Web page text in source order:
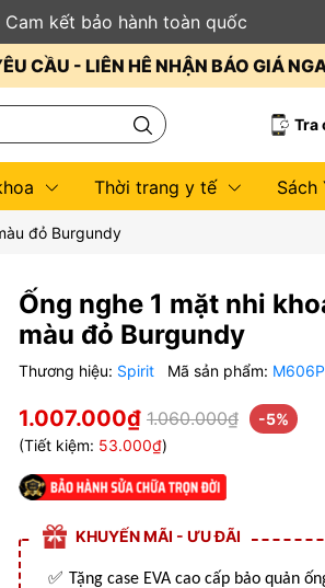
kết bảo hành toàn quốc
CẦU - LIÊN HÊ NHẬN BÁO GIÁ
Tra
Thời trang y tế Sách
đỏ Burgundy
Ống nghe 1 mặt nhi
màu đỏ Burgundy
Thương hiệu: Spirit Mã sản phẩm:
1.007.000₫ 1.060.000₫
-5%
(Tiết kiệm: 53.000₫)
KHUYẾN MÃI - ƯU ĐÃI
✅ Tặng case EVA cao cấp bảo quản